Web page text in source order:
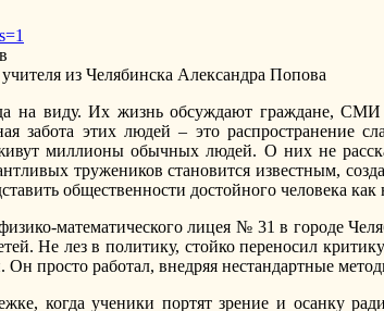
из Челябинска Александра Попова
на виду. Их жизнь обсуждают граждане, СМИ
забота этих людей – это
миллионы обычных людей. О них не
тружеников становится известным,
общественности достойного человека
математического лицея № 31 в городе
Не лез в политику, стойко переносил
Он просто работал, внедряя нестандартные
когда ученики портят зрение и осанку